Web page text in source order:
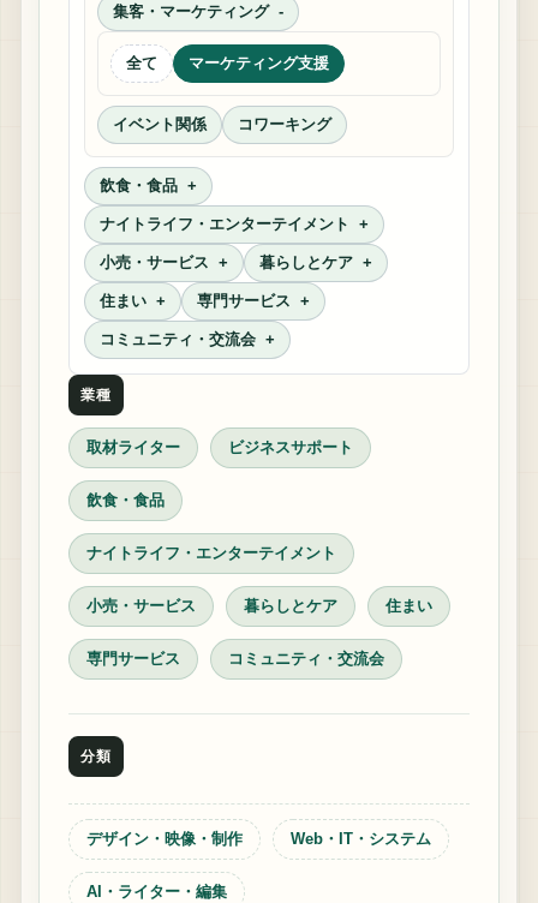
集客・マーケティング
全て マーケティング支援
イベント関係 コワーキング
飲食・食品
ナイトライフ・エンターテイメント
小売・サービス 暮らしとケア
住まい 専門サービス
コミュニティ・交流会
業種
取材ライター ビジネスサポート
飲食・食品
ナイトライフ・エンターテイメント
小売・サービス 暮らしとケア 住まい
専門サービス コミュニティ・交流会
分類
デザイン・映像・制作 Web・IT・システム
AI・ライター・編集